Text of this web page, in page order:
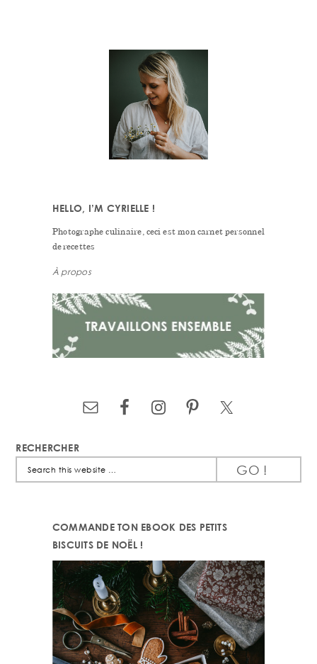
HELLO, I’M CYRIELLE !
Photographe culinaire, ceci est mon carnet personnel
de recettes
À propos
RECHERCHER
COMMANDE TON EBOOK DES PETITS
BISCUITS DE NOËL !